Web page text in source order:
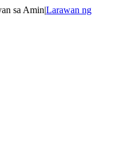
sa Amin|Larawan ng